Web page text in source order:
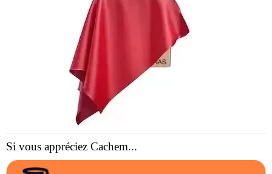
Si vous appréciez Cachem...